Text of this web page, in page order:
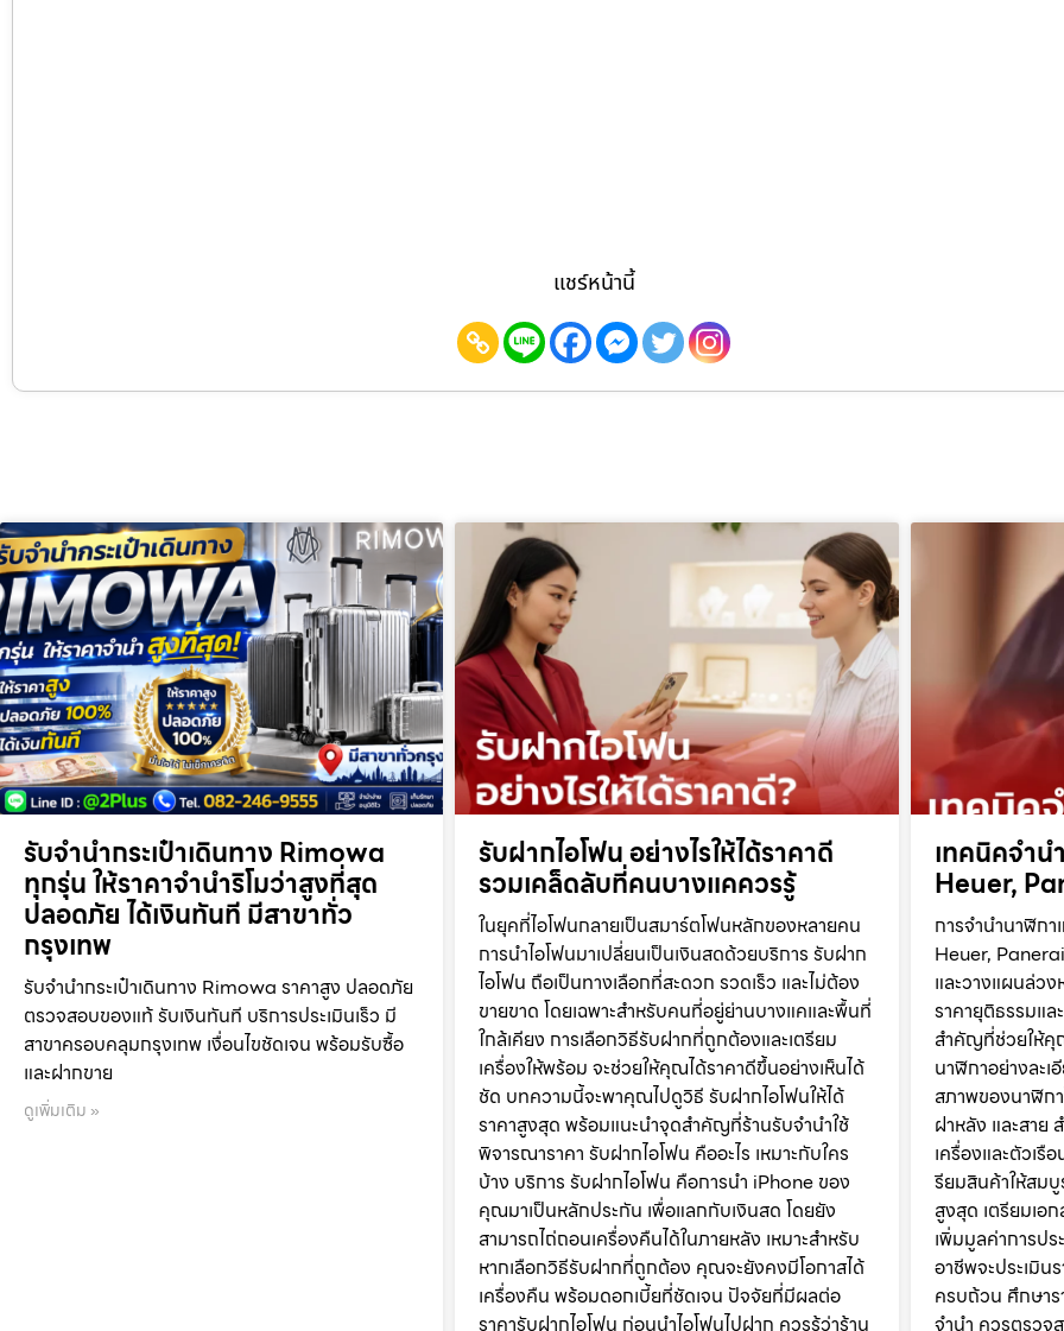
แชร์หน้านี้
รับจำนำกระเป๋าเดินทาง Rimowa
ทุกรุ่น ให้ราคาจำนำริโมว่าสูงที่สุด
ปลอดภัย ได้เงินทันที มีสาขาทั่ว
กรุงเทพ
รับจำนำกระเป๋าเดินทาง Rimowa ราคาสูง ปลอดภัย
ตรวจสอบของแท้ รับเงินทันที บริการประเมินเร็ว มี
สาขาครอบคลุมกรุงเทพ เงื่อนไขชัดเจน พร้อมรับซื้อ
และฝากขาย
ดูเพิ่มเติม »
รับฝากไอโฟน อย่างไรให้ได้ราคาดี
รวมเคล็ดลับที่คนบางแคควรรู้
ในยุคที่ไอโฟนกลายเป็นสมาร์ตโฟนหลักของหลายคน
การนำไอโฟนมาเปลี่ยนเป็นเงินสดด้วยบริการ รับฝาก
ไอโฟน ถือเป็นทางเลือกที่สะดวก รวดเร็ว และไม่ต้อง
ขายขาด โดยเฉพาะสำหรับคนที่อยู่ย่านบางแคและพื้นที่
ใกล้เคียง การเลือกวิธีรับฝากที่ถูกต้องและเตรียม
เครื่องให้พร้อม จะช่วยให้คุณได้ราคาดีขึ้นอย่างเห็นได้
ชัด บทความนี้จะพาคุณไปดูวิธี รับฝากไอโฟนให้ได้
ราคาสูงสุด พร้อมแนะนำจุดสำคัญที่ร้านรับจำนำใช้
พิจารณาราคา รับฝากไอโฟน คืออะไร เหมาะกับใคร
บ้าง บริการ รับฝากไอโฟน คือการนำ iPhone ของ
คุณมาเป็นหลักประกัน เพื่อแลกกับเงินสด โดยยัง
สามารถไถ่ถอนเครื่องคืนได้ในภายหลัง เหมาะสำหรับ
หากเลือกวิธีรับฝากที่ถูกต้อง คุณจะยังคงมีโอกาสได้
เครื่องคืน พร้อมดอกเบี้ยที่ชัดเจน ปัจจัยที่มีผลต่อ
ราคารับฝากไอโฟน ก่อนนำไอโฟนไปฝาก ควรรู้ว่าร้าน
เทคนิคจำ
Heuer,
การจำนำนาฬิก
Heuer,
และวางแผนล่ว
ราคายุติธรรมแ
สำคัญที่ช่วยให้คุ
นาฬิกาอย่างละ
สภาพของนาฬิก
ฝาหลัง และสาย
เครื่องและตัวเรื
รียมสินค้าให้สม
สูงสุด เตรียมเอ
เพิ่มมูลค่าการป
อาชีพจะประเมิน
ครบถ้วน ศึกษา
จำนำ ควรตรวจ